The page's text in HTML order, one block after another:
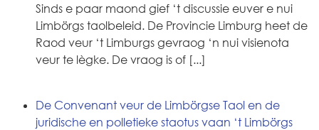
Sinds e paar maond gief ‘t discussie euver e nui
Limbörgs taolbeleid. De Provincie Limburg heet de
Raod veur ‘t Limburgs gevraog ‘n nui visienota
veur te lègke. De vraog is of [...]
De Convenant veur de Limbörgse Taol en de
juridische en polletieke staotus vaan ‘t Limbörgs